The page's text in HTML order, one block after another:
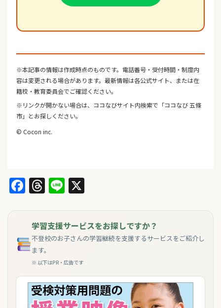
※本記事の情報は作成時点のものです。電話番号・受付時間・制度内
容は変更される場合があります。最新情報は各公式サイト、または在
籍校・教育委員会でご確認ください。
※リンクが開かない場合は、ココなびサイト内検索で「ココなび 五條
市」とお探しください。
© Cocon inc.
Facebook
Threads
Line
学習支援サービスをお探しですか？
不登校のお子さんの学習継続を支援するサービスをご紹介し
ます。
※ 以下はPR・広告です